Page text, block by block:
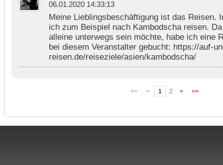
06.01.2020 14:33:13
Meine Lieblingsbeschäftigung ist das Reisen.
ich zum Beispiel nach Kambodscha reisen.
alleine unterwegs sein möchte, habe ich eine
bei diesem Veranstalter gebucht: https://auf-
reisen.de/reiseziele/asien/kambodscha/
<< < 1 2 > >>